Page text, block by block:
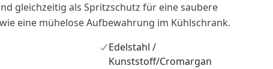
gleichzeitig als Spritzschutz für eine saubere
eine mühelose Aufbewahrung im Kühlschrank.
Edelstahl /
Kunststoff/Cromargan